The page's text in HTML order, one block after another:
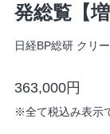
発総覧【
日経BP総研 クリ
363,000円
※全て税込み表示